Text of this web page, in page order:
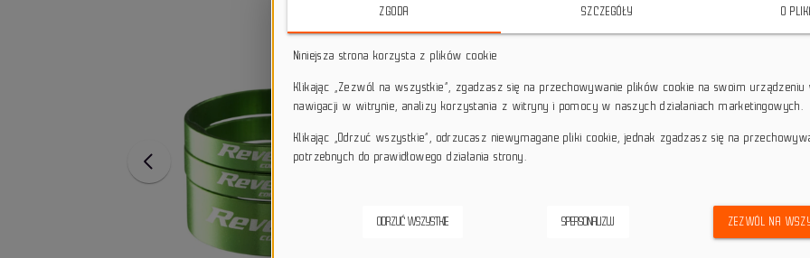
dystanse o grubości 10 mm oraz
local_shipping Darmowa dostawa przy
ZGODA SZCZEGÓŁY O
Niniejsza strona korzysta z plików cookie
Klikając „Zezwól na wszystkie”, zgadzasz się na przechowywanie plików cookie na swoim urządzeniu
nawigacji w witrynie, analizy korzystania z witryny i pomocy w naszych działaniach marketingowych.
Klikając „Odrzuć wszystkie”, odrzucasz niewymagane pliki cookie, jednak zgadzasz się na
potrzebnych do prawidłowego działania strony.
ODRZUĆ WSZYSTKIE SPERSONALIZUJ ZEZWÓL NA